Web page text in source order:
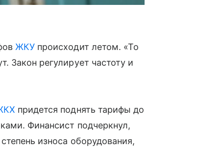
ЖКУ происходит летом. «То
Закон регулирует частоту и
придется поднять тарифы до
Финансист подчеркнул,
износа оборудования,